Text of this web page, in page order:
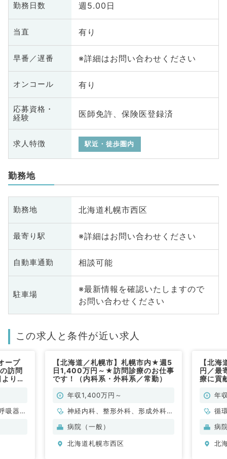
勤務日数 週5.00日
当直 有り
早番／遅番 ※詳細はお問い合わせください
オンコール 有り
応募資格・
経験
医師免許、保険医登録済
求人特徴 駅近・徒歩圏内
勤務地
勤務地 北海道札幌市西区
最寄り駅 ※詳細はお問い合わせください
自動車通勤 相談可能
駐車場
※最新情報を確認いたしますので
お問い合わせください
この求人と条件が近い求人
ープ
訪問
り勤
吸器内
【北海道／札幌市】札幌市内★週5
日1,400万円～★訪問診療のお仕事
です！（内科系・外科系／常勤）
年収1,400万円～
神経内科、整形外科、形成外科、
脳神経外科、呼吸器外科、心臓血
環器内科、呼吸器内科、消化器内
病院（一般）
北海道札幌市西区
【北
円／最
療に貢
年
循
病
北